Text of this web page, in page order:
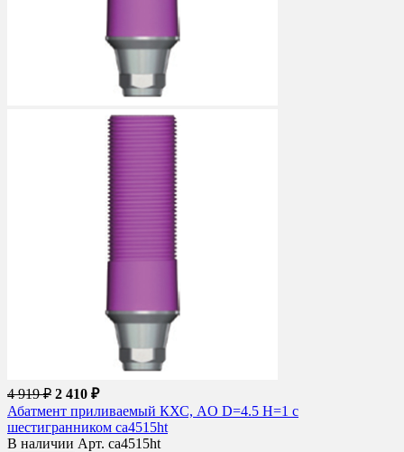
4 919 ₽ 2 410 ₽
Абатмент приливаемый КХС, AO D=4.5 H=1 с
шестигранником ca4515ht
В наличии Арт. ca4515ht